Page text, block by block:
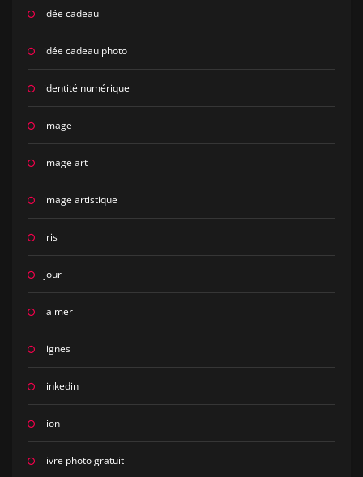
idée cadeau
idée cadeau photo
identité numérique
image
image art
image artistique
iris
jour
la mer
lignes
linkedin
lion
livre photo gratuit